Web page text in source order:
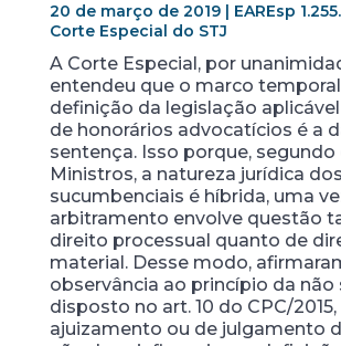
20 de março de 2019 | EAREsp
Corte Especial do STJ
A Corte Especial, por
entendeu que o marco
definição da legislação
de honorários advocatícios é a
sentença. Isso porque, segundo
Ministros, a natureza jurídica
sucumbenciais é híbrida, uma
arbitramento envolve questão
direito processual quanto de
material. Desse modo,
observância ao princípio da não
disposto no art. 10 do CPC/
ajuizamento ou de julgamento